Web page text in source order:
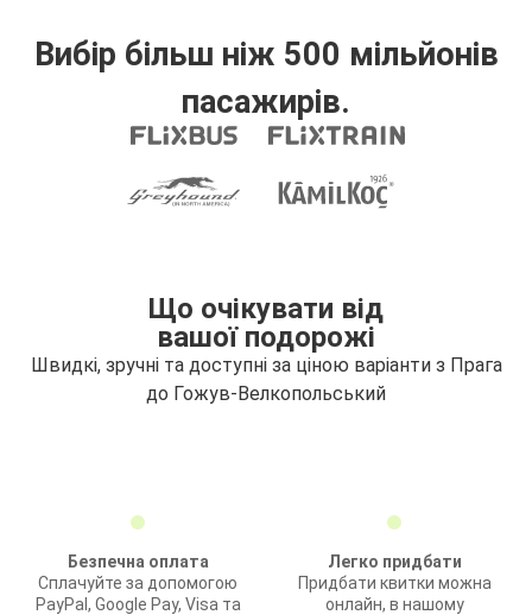
Вибір більш ніж 500 мільйонів
пасажирів.
Що очікувати від
вашої подорожі
Швидкі, зручні та доступні за ціною варіанти з Прага
до Гожув-Велкопольський
Безпечна оплата
Сплачуйте за допомогою
PayPal, Google Pay, Visa та
Легко придбати
Придбати квитки можна
онлайн, в нашому